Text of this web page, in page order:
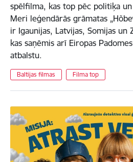
spēlfilma, kas top pēc politiķa
Meri leģendārās grāmatas
ir Igaunijas, Latvijas, Somijas un
kas saņēmis arī Eiropas
atbalstu.
Baltijas filmas Filma top